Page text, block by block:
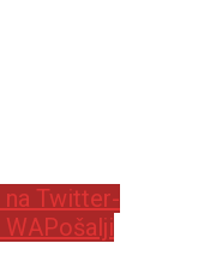
na Twitter-
WAPošalji